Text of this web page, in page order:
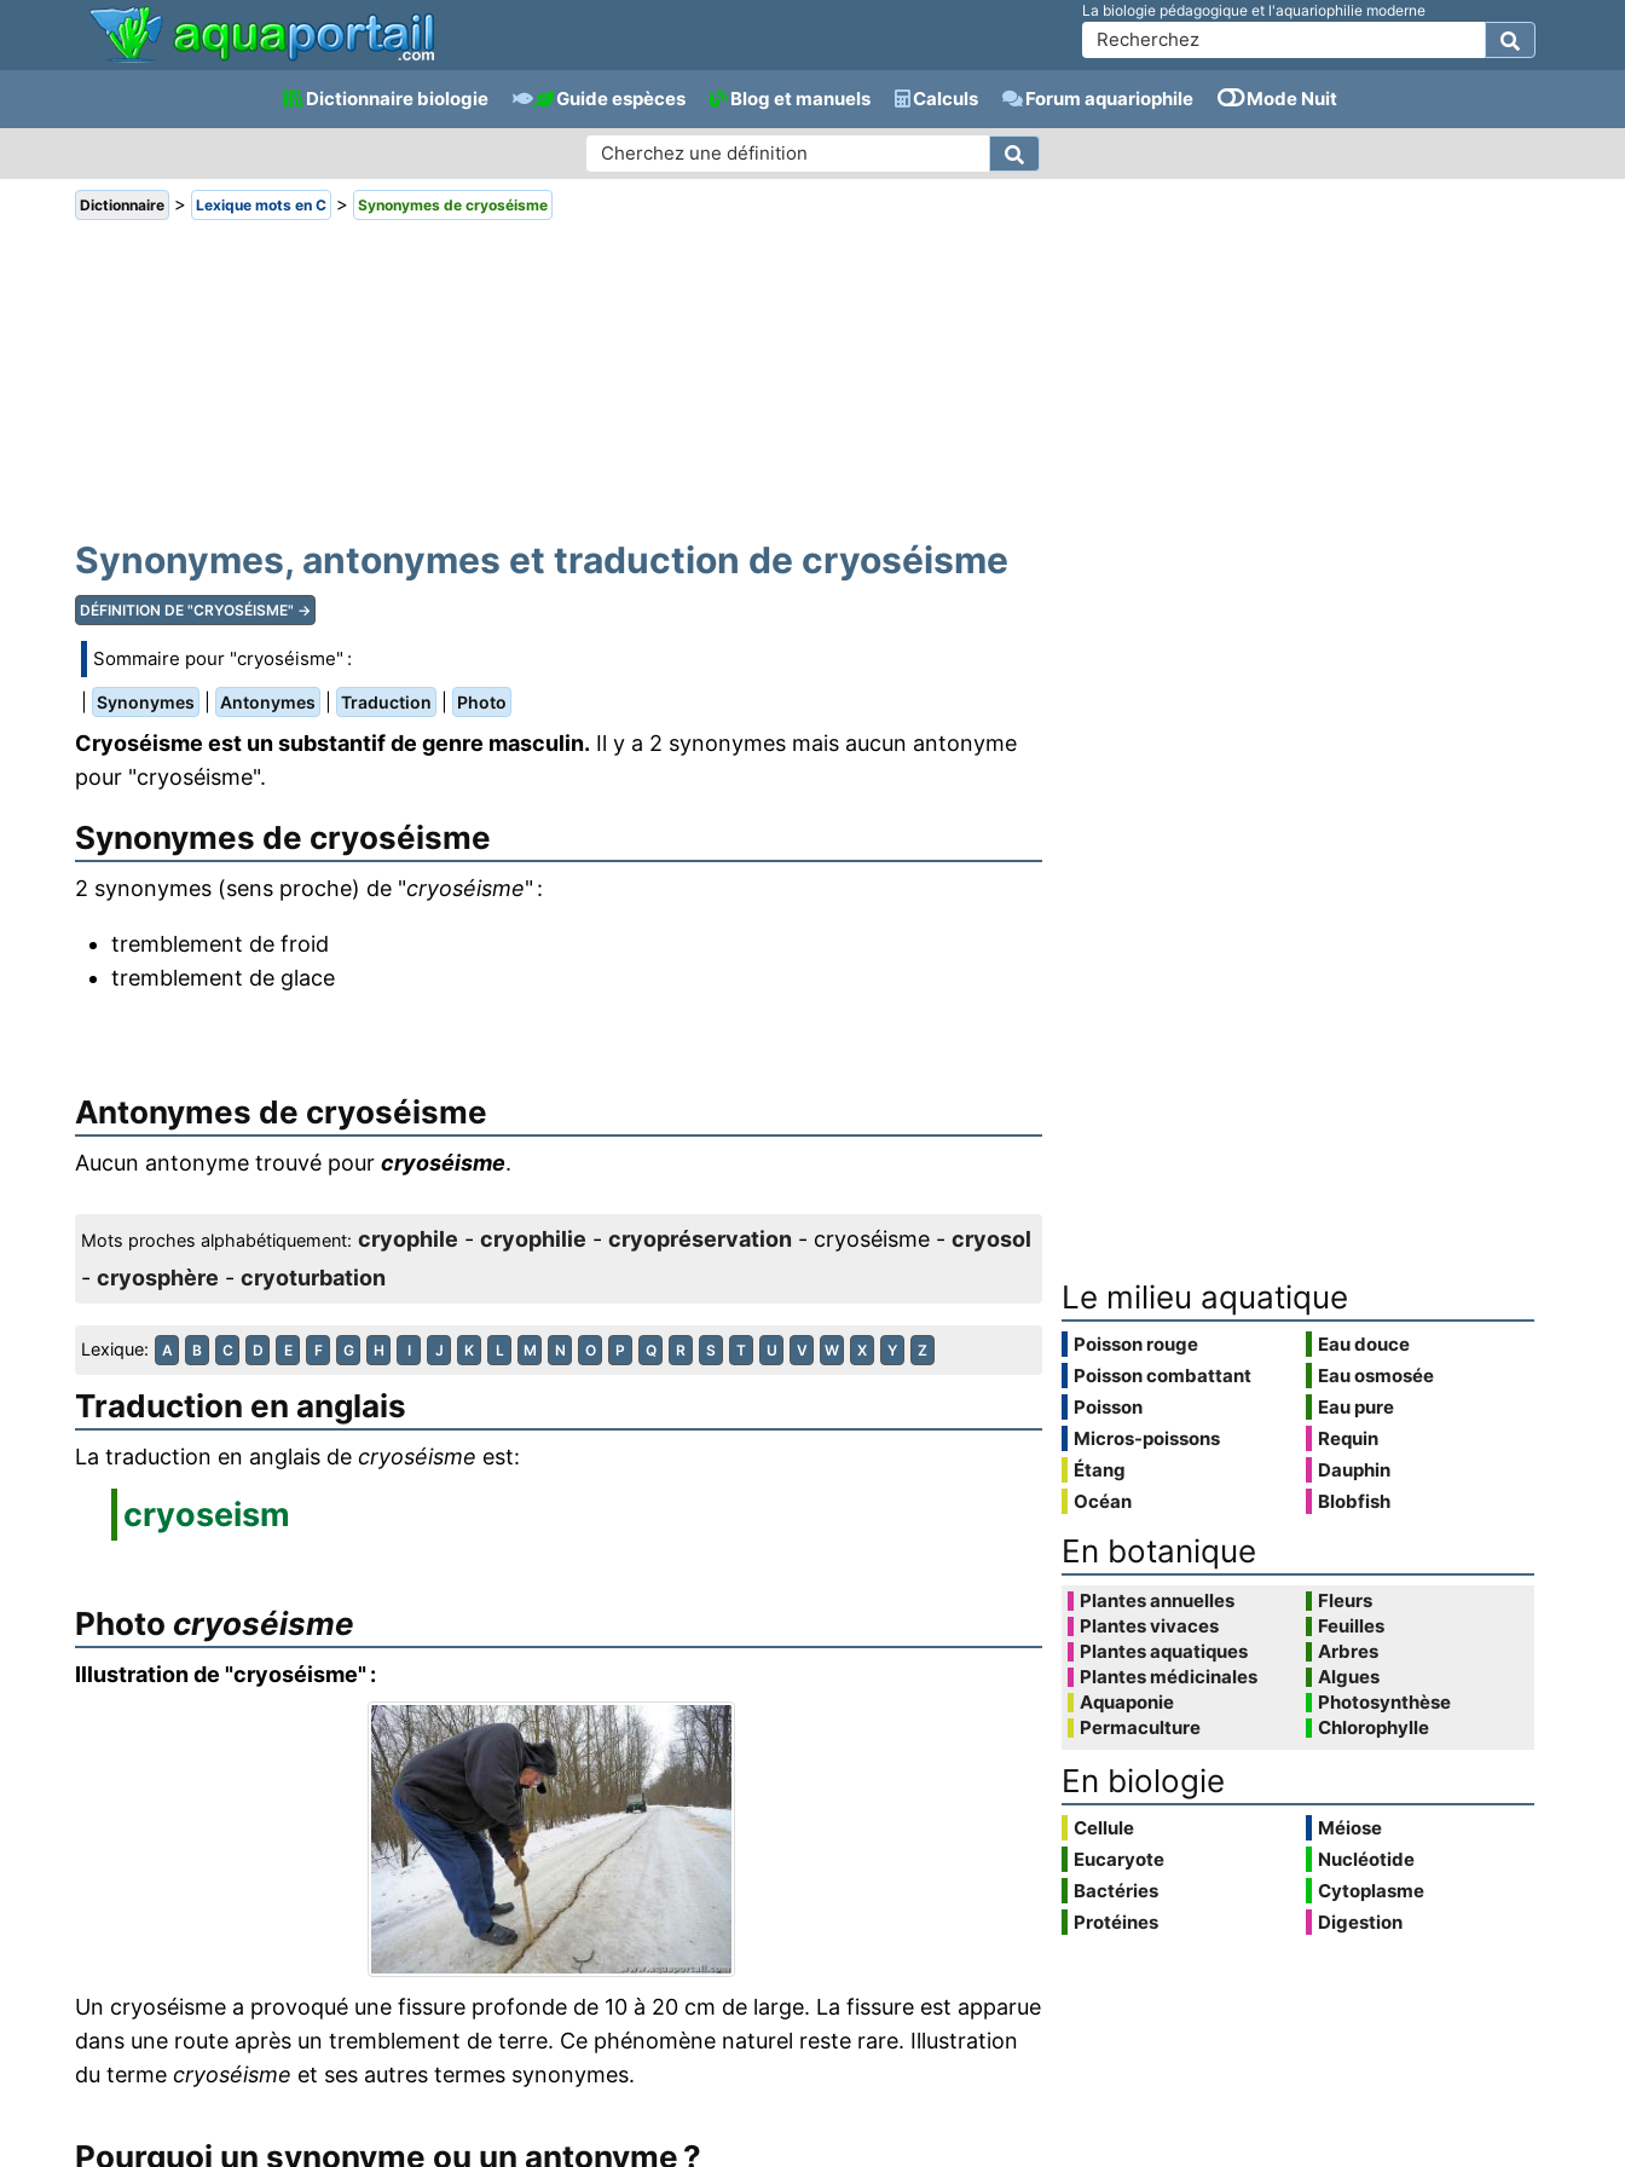
La biologie pédagogique et l'aquariophilie moderne
Dictionnaire biologie Guide espèces Blog et manuels Calculs Forum aquariophile Mode Nuit
Dictionnaire > Lexique mots en C > Synonymes de cryoséisme
Synonymes, antonymes et traduction de cryoséisme
DÉFINITION DE "CRYOSÉISME" →
Sommaire pour "cryoséisme" :
Synonymes Antonymes Traduction Photo
Cryoséisme est un substantif de genre masculin. Il y a 2 synonymes mais aucun antonyme
pour "cryoséisme".
Synonymes de cryoséisme
2 synonymes (sens proche) de "cryoséisme" :
tremblement de froid
tremblement de glace
Antonymes de cryoséisme
Aucun antonyme trouvé pour cryoséisme.
Mots proches alphabétiquement: cryophile - cryophilie - cryopréservation - cryoséisme - cryosol
- cryosphère - cryoturbation
Lexique: A B C D E F G H I J K L M N O P Q R S T U V W X Y Z
Traduction en anglais
La traduction en anglais de cryoséisme est:
cryoseism
Photo cryoséisme
Illustration de "cryoséisme" :
Un cryoséisme a provoqué une fissure profonde de 10 à 20 cm de large. La fissure est apparue
dans une route après un tremblement de terre. Ce phénomène naturel reste rare. Illustration
du terme cryoséisme et ses autres termes synonymes.
Pourquoi un synonyme ou un antonyme ?
Le milieu aquatique
Poisson rouge
Poisson combattant
Poisson
Micros-poissons
Étang
Océan
Eau douce
Eau osmosée
Eau pure
Requin
Dauphin
Blobfish
En botanique
Plantes annuelles
Plantes vivaces
Plantes aquatiques
Plantes médicinales
Aquaponie
Permaculture
Fleurs
Feuilles
Arbres
Algues
Photosynthèse
Chlorophylle
En biologie
Cellule
Eucaryote
Bactéries
Protéines
Méiose
Nucléotide
Cytoplasme
Digestion